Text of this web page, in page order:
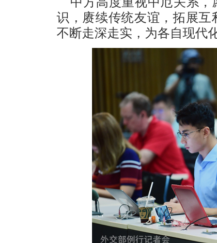
识，赓续传统友谊，拓展
不断走深走实，为各自现代